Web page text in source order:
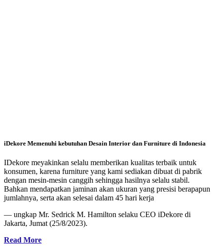
iDekore Memenuhi kebutuhan Desain Interior dan Furniture di Indonesia
IDekore meyakinkan selalu memberikan kualitas terbaik untuk
konsumen, karena furniture yang kami sediakan dibuat di pabrik
dengan mesin-mesin canggih sehingga hasilnya selalu stabil.
Bahkan mendapatkan jaminan akan ukuran yang presisi berapapun
jumlahnya, serta akan selesai dalam 45 hari kerja
— ungkap Mr. Sedrick M. Hamilton selaku CEO iDekore di
Jakarta, Jumat (25/8/2023).
Read More